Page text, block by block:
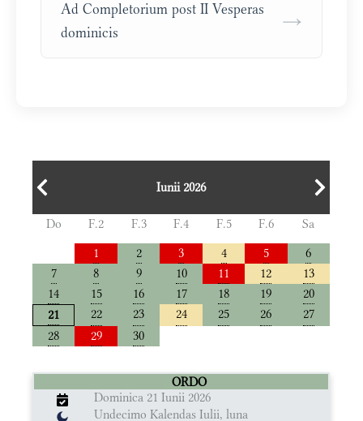
Ad Completorium post II Vesperas
dominicis
→
Iunii 2026
Do F.2 F.3 F.4 F.5 F.6
Sa
1
2 3 4 5
6
7
8 9 10 11 12
13
14
15 16 17 18 19
20
21
22 23 24 25 26
27
28
29 30
ORDO
Dominica 21 Iunii 2026
Undecimo Kalendas Iulii, luna